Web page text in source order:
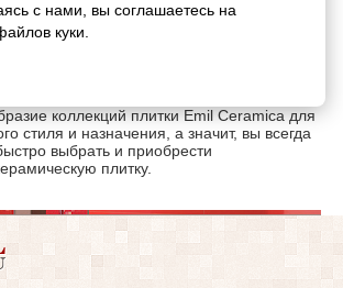
плитка и керамогранит Emil
пользуется популярностью у
она обладает отличной внешностью,
и высочайшим качеством продукта
коллекций плитки Emil Ceramica для
стиля и назначения, а значит, вы всегда
выбрать и приобрести
плитку.
с нами, вы соглашаетесь на
куки.